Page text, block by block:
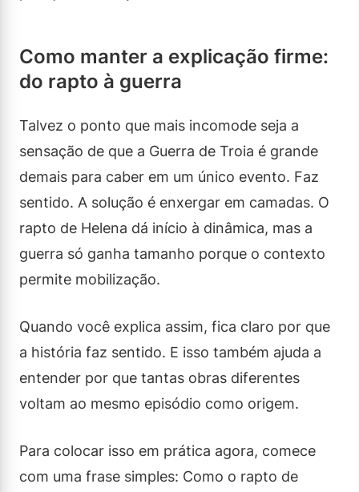
Como manter a explicação firme:
do rapto à guerra
Talvez o ponto que mais incomode seja a
sensação de que a Guerra de Troia é grande
demais para caber em um único evento. Faz
sentido. A solução é enxergar em camadas. O
rapto de Helena dá início à dinâmica, mas a
guerra só ganha tamanho porque o contexto
permite mobilização.
Quando você explica assim, fica claro por que
a história faz sentido. E isso também ajuda a
entender por que tantas obras diferentes
voltam ao mesmo episódio como origem.
Para colocar isso em prática agora, comece
com uma frase simples: Como o rapto de